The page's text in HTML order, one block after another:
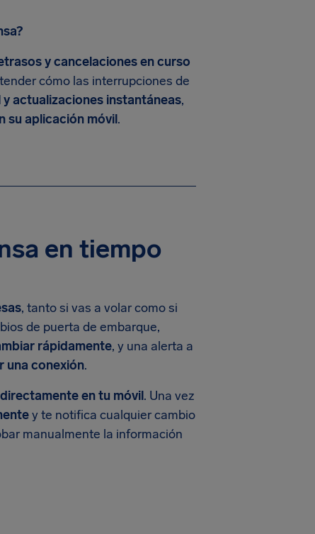
y cancelaciones en curso
cómo las interrupciones de
actualizaciones instantáneas,
su aplicación móvil.
en tiempo
, tanto si vas a volar como si
de puerta de embarque,
rápidamente, y una alerta a
una conexión.
en tu móvil. Una vez
y te notifica cualquier cambio
manualmente la información